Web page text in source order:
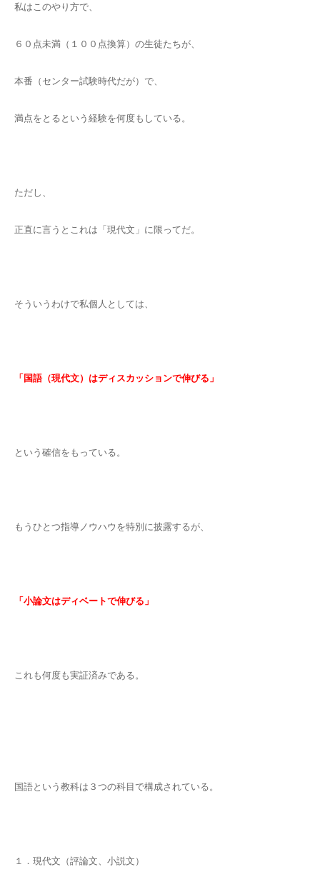
私はこのやり方で、
６０点未満（１００点換算）の生徒たちが、
本番（センター試験時代だが）で、
満点をとるという経験を何度もしている。
ただし、
正直に言うとこれは「現代文」に限ってだ。
そういうわけで私個人としては、
「国語（現代文）はディスカッションで伸びる」
という確信をもっている。
もうひとつ指導ノウハウを特別に披露するが、
「小論文はディベートで伸びる」
これも何度も実証済みである。
国語という教科は３つの科目で構成されている。
１．現代文（評論文、小説文）